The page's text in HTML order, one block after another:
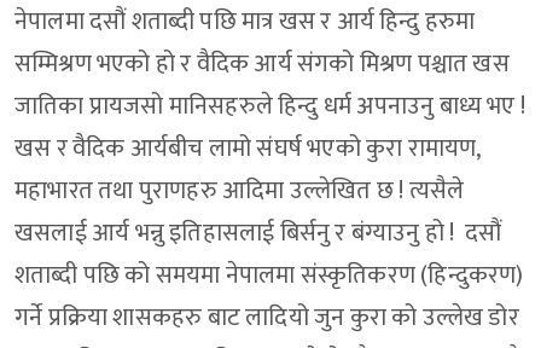
नेपालमा दसौं शताब्दी पछि मात्र खस र आर्य हिन्दु हरुमा
सम्मिश्रण भएको हो र वैदिक आर्य संगको मिश्रण पश्चात खस
जातिका प्रायजसो मानिसहरुले हिन्दु धर्म अपनाउनु बाध्य भए !
खस र वैदिक आर्यबीच लामो संघर्ष भएको कुरा रामायण,
महाभारत तथा पुराणहरु आदिमा उल्लेखित छ ! त्यसैले
खसलाई आर्य भन्नु इतिहासलाई बिर्सनु र बंग्याउनु हो ! दसौं
शताब्दी पछि को समयमा नेपालमा संस्कृतिकरण (हिन्दुकरण)
गर्ने प्रक्रिया शासकहरु बाट लादियो जुन कुरा को उल्लेख डोर